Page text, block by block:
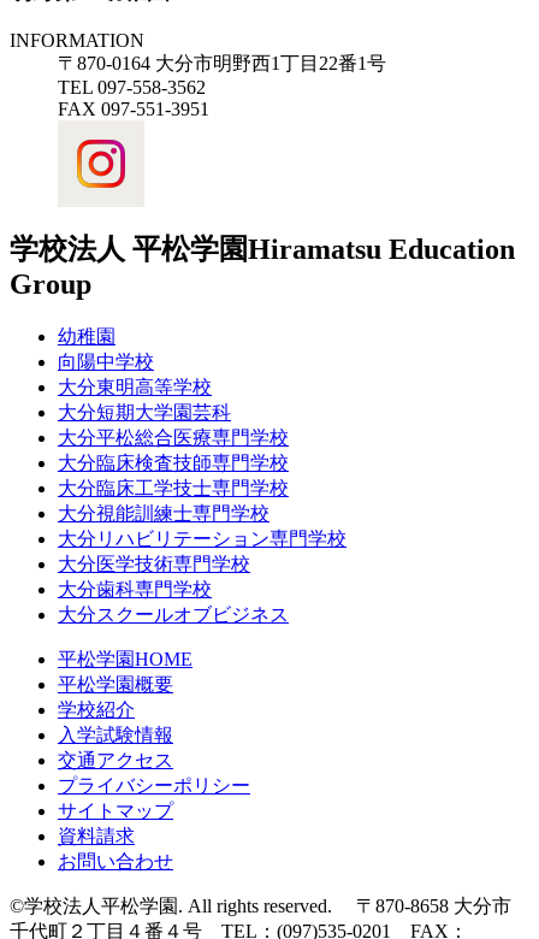
INFORMATION
〒870-0164 大分市明野西1丁目22番1号
TEL 097-558-3562
FAX 097-551-3951
学校法人 平松学園Hiramatsu Education
Group
幼稚園
向陽中学校
大分東明高等学校
大分短期大学園芸科
大分平松総合医療専門学校
大分臨床検査技師専門学校
大分臨床工学技士専門学校
大分視能訓練士専門学校
大分リハビリテーション専門学校
大分医学技術専門学校
大分歯科専門学校
大分スクールオブビジネス
平松学園HOME
平松学園概要
学校紹介
入学試験情報
交通アクセス
プライバシーポリシー
サイトマップ
資料請求
お問い合わせ
©学校法人平松学園. All rights reserved. 〒870-8658 大分市
千代町２丁目４番４号 TEL：(097)535-0201 FAX：